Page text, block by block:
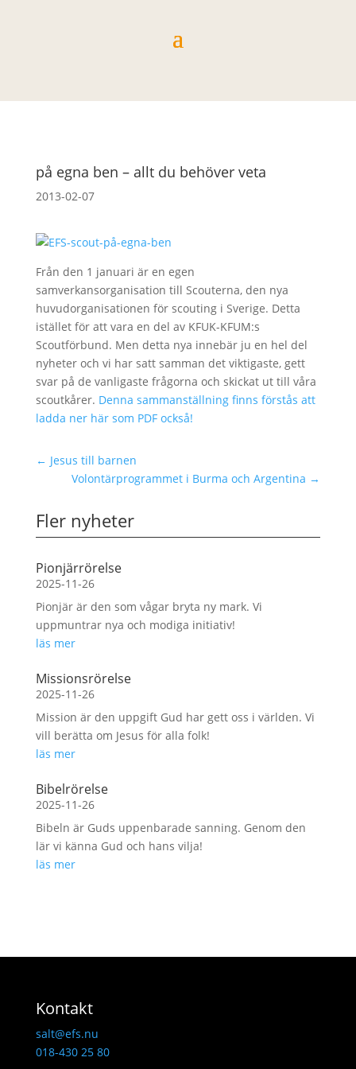
på egna ben – allt du behöver veta
2013-02-07
Från den 1 januari är en egen
samverkansorganisation till Scouterna, den nya
huvudorganisationen för scouting i Sverige. Detta
istället för att vara en del av KFUK-KFUM:s
Scoutförbund. Men detta nya innebär ju en hel del
nyheter och vi har satt samman det viktigaste, gett
svar på de vanligaste frågorna och skickat ut till våra
scoutkårer. Denna sammanställning finns förstås att
ladda ner här som PDF också!
← Jesus till barnen
Volontärprogrammet i Burma och Argentina →
Fler nyheter
Pionjärrörelse
2025-11-26
Pionjär är den som vågar bryta ny mark. Vi
uppmuntrar nya och modiga initiativ!
läs mer
Missionsrörelse
2025-11-26
Mission är den uppgift Gud har gett oss i världen. Vi
vill berätta om Jesus för alla folk!
läs mer
Bibelrörelse
2025-11-26
Bibeln är Guds uppenbarade sanning. Genom den
lär vi känna Gud och hans vilja!
läs mer
Kontakt
salt@efs.nu
018-430 25 80